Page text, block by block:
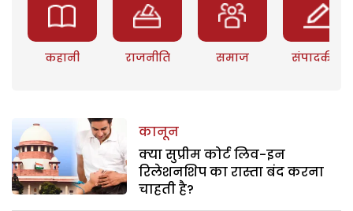
कहानी राजनीति समाज संपादकीय
कानून
क्या सुप्रीम कोर्ट लिव-इन
रिलेशनशिप का रास्ता बंद करना
चाहती है?